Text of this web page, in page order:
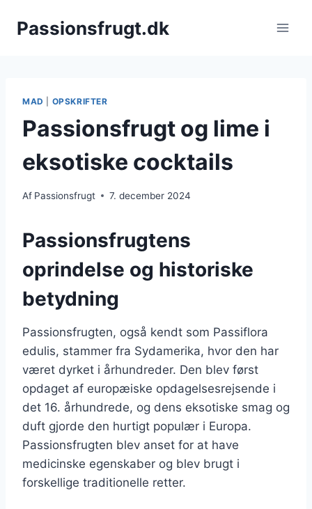
Passionsfrugt.dk
MAD OPSKRIFTER
Passionsfrugt og lime i
eksotiske cocktails
Af Passionsfrugt 7. december 2024
Passionsfrugtens
oprindelse og historiske
betydning
Passionsfrugten, også kendt som Passiflora
edulis, stammer fra Sydamerika, hvor den har
været dyrket i århundreder. Den blev først
opdaget af europæiske opdagelsesrejsende i
det 16. århundrede, og dens eksotiske smag og
duft gjorde den hurtigt populær i Europa.
Passionsfrugten blev anset for at have
medicinske egenskaber og blev brugt i
forskellige traditionelle retter.